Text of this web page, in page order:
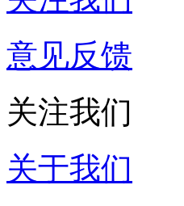
意见反馈
关注我们
关于我们